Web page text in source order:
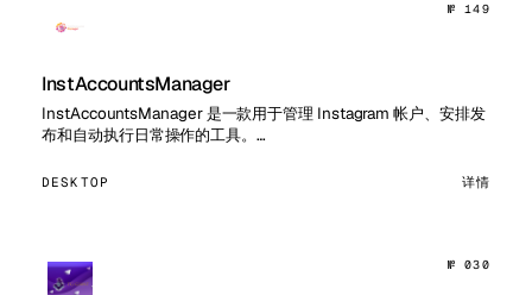
№ 149
InstAccountsManager
InstAccountsManager 是一款用于管理 Instagram 帐户、安排发
布和自动执行日常操作的工具。…
DESKTOP 详情
№ 030